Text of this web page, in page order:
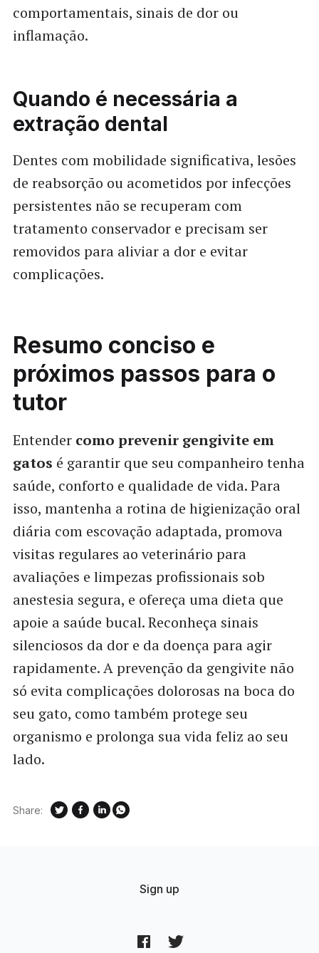
comportamentais, sinais de dor ou
inflamação.
Quando é necessária a
extração dental
Dentes com mobilidade significativa, lesões
de reabsorção ou acometidos por infecções
persistentes não se recuperam com
tratamento conservador e precisam ser
removidos para aliviar a dor e evitar
complicações.
Resumo conciso e
próximos passos para o
tutor
Entender como prevenir gengivite em
gatos é garantir que seu companheiro tenha
saúde, conforto e qualidade de vida. Para
isso, mantenha a rotina de higienização oral
diária com escovação adaptada, promova
visitas regulares ao veterinário para
avaliações e limpezas profissionais sob
anestesia segura, e ofereça uma dieta que
apoie a saúde bucal. Reconheça sinais
silenciosos da dor e da doença para agir
rapidamente. A prevenção da gengivite não
só evita complicações dolorosas na boca do
seu gato, como também protege seu
organismo e prolonga sua vida feliz ao seu
lado.
Share:
Sign up